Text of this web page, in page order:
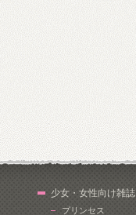
少女・女性向け雑誌
プリンセス